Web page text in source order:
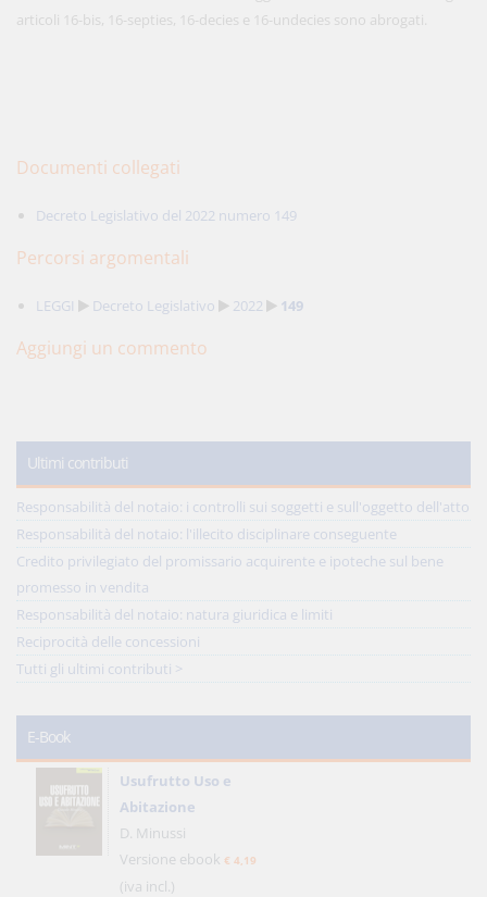
articoli 16-bis, 16-septies, 16-decies e 16-undecies sono abrogati.
Documenti collegati
Decreto Legislativo del 2022 numero 149
Percorsi argomentali
LEGGI Decreto Legislativo 2022 149
Aggiungi un commento
Ultimi contributi
Responsabilità del notaio: i controlli sui soggetti e sull'oggetto dell'atto
Responsabilità del notaio: l'illecito disciplinare conseguente
Credito privilegiato del promissario acquirente e ipoteche sul bene
promesso in vendita
Responsabilità del notaio: natura giuridica e limiti
Reciprocità delle concessioni
Tutti gli ultimi contributi >
E-Book
Usufrutto Uso e
Abitazione
D. Minussi
Versione ebook € 4,19
(iva incl.)